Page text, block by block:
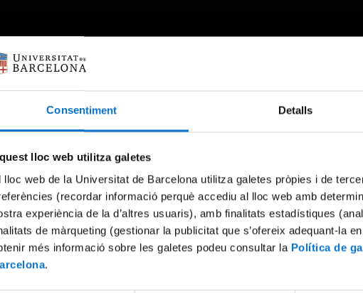
Consentiment Detalls
lloc web utilitza galetes
lloc web de la Universitat de Barcelona utilitza galetes pròpies i de
(recordar informació perquè accediu al lloc web amb
experiència de la d’altres usuaris), amb finalitats estadístiques
de màrqueting (gestionar la publicitat que s’ofereix adequant-la
més informació sobre les galetes podeu consultar la Política de
.
Something went wrong
An error occurred, please try
Try again